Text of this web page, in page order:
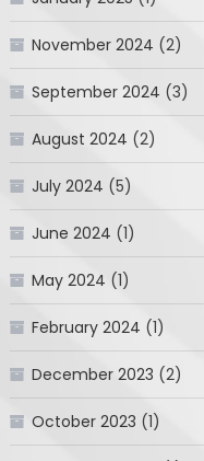
November 2024 (2)
September 2024 (3)
August 2024 (2)
July 2024 (5)
June 2024 (1)
May 2024 (1)
February 2024 (1)
December 2023 (2)
October 2023 (1)